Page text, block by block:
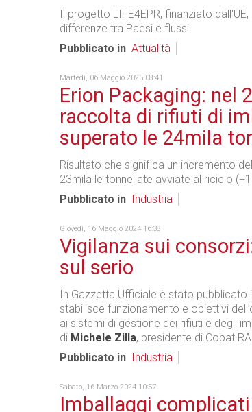
Il progetto LIFE4EPR, finanziato
differenze tra Paesi e flussi.
Pubblicato in Attualità
Martedì, 06 Maggio 2025 08:41
Erion Packaging: nel
raccolta di rifiuti di
superato le 24mila
Risultato che significa un incremento
23mila le tonnellate avviate al riciclo
Pubblicato in
Industria
Giovedì, 16 Maggio 2024 16:38
Vigilanza sui
sul serio
In Gazzetta Ufficiale è stato
stabilisce funzionamento e obiettivi
ai sistemi di gestione dei rifiuti e degli
di Michele Zilla, presidente di Cobat
Pubblicato in
Industria
Sabato, 16 Marzo 2024 10:57
Imballaggi